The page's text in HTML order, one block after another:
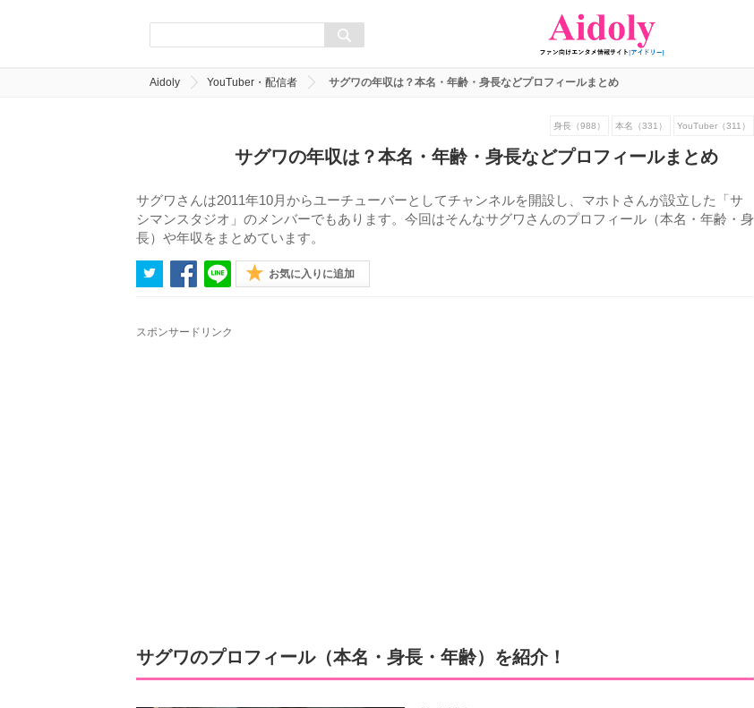
Aidoly YouTuber・配信者 サグワの年収は？本名・年齢・身長などプロフィールまとめ
身長（988） 本名（331） YouTuber（311）
サグワの年収は？本名・年齢・身長などプロフィールまとめ
サグワさんは2011年10月からユーチューバーとしてチャンネルを開設し、マホトさんが設立した「サ
シマンスタジオ」のメンバーでもあります。今回はそんなサグワさんのプロフィール（本名・年齢・身
長）や年収をまとめています。
お気に入りに追加
スポンサードリンク
サグワのプロフィール（本名・身長・年齢）を紹介！